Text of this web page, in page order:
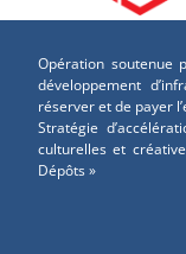
Opération soutenue
développement
réserver et de payer
Stratégie
culturelles et
Dépôts »